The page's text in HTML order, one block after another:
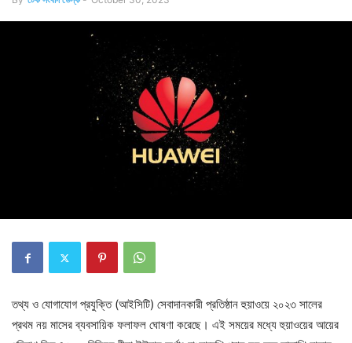
তথ্য ও যোগাযোগ প্রযুক্তি (আইসিটি) সেবাদানকারী প্রতিষ্ঠান হুয়াওয়ে ২০২৩ সালের
প্রথম নয় মাসের ব্যবসায়িক ফলাফল ঘোষণা করেছে। এই সময়ের মধ্যে হুয়াওয়ের আয়ের